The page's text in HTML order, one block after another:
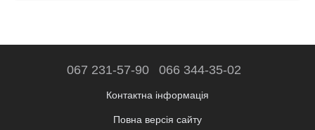
067 231-57-90 066 344-35-02
Контактна інформація
Повна версія сайту